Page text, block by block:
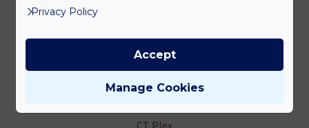
CT Plex
Privacy Policy
Manage Cookies
Accept